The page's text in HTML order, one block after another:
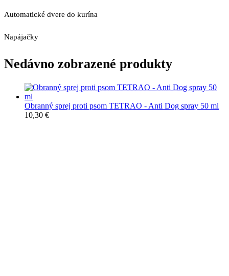
Automatické dvere do kurína
Napájačky
Nedávno zobrazené produkty
Obranný sprej proti psom TETRAO - Anti Dog spray 50 ml
10,30 €